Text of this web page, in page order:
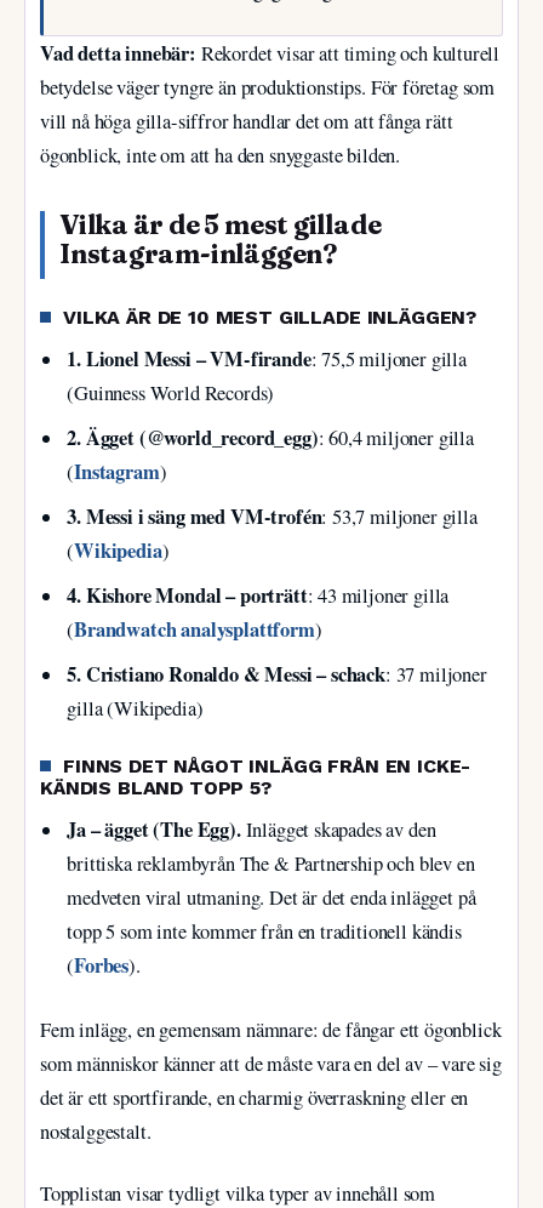
Vad detta innebär: Rekordet visar att timing och kulturell
betydelse väger tyngre än produktionstips. För företag som
vill nå höga gilla-siffror handlar det om att fånga rätt
ögonblick, inte om att ha den snyggaste bilden.
Vilka är de 5 mest gillade
Instagram-inläggen?
VILKA ÄR DE 10 MEST GILLADE INLÄGGEN?
1. Lionel Messi – VM-firande: 75,5 miljoner gilla
(Guinness World Records)
2. Ägget (@world_record_egg): 60,4 miljoner gilla
(Instagram)
3. Messi i säng med VM-trofén: 53,7 miljoner gilla
(Wikipedia)
4. Kishore Mondal – porträtt: 43 miljoner gilla
(Brandwatch analysplattform)
5. Cristiano Ronaldo & Messi – schack: 37 miljoner
gilla (Wikipedia)
FINNS DET NÅGOT INLÄGG FRÅN EN ICKE-
KÄNDIS BLAND TOPP 5?
Ja – ägget (The Egg).Inlägget skapades av den
brittiska reklambyrån The & Partnership och blev en
medveten viral utmaning. Det är det enda inlägget på
topp 5 som inte kommer från en traditionell kändis
(Forbes).
Fem inlägg, en gemensam nämnare: de fångar ett ögonblick
som människor känner att de måste vara en del av – vare sig
det är ett sportfirande, en charmig överraskning eller en
nostalggestalt.
Topplistan visar tydligt vilka typer av innehåll som